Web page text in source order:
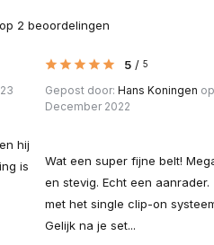
2 beoordelingen
hij
is
5 / 5
Gepost door: Hans Koningen
December 2022
Wat een super fijne belt!
en stevig. Echt een aanrader.
met het single clip-on
Gelijk na je set...